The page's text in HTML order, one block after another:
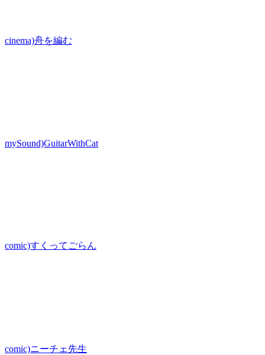
cinema)舟を編む
mySound)GuitarWithCat
comic)すくってごらん
comic)ニーチェ先生